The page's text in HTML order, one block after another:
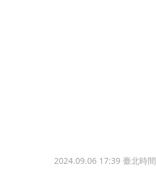
2024.09.06 17:39臺北時間